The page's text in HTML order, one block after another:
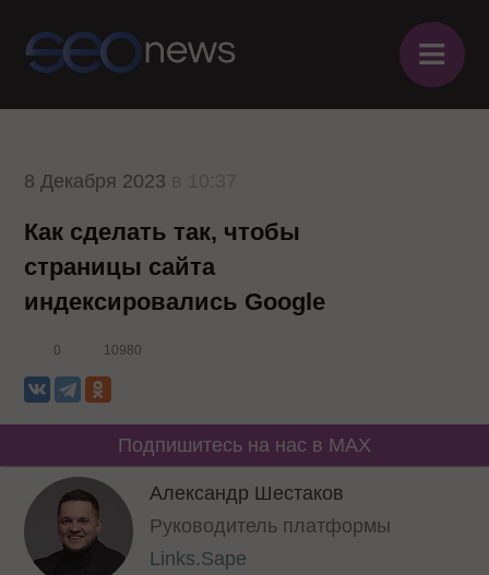
≡
8 Декабря 2023
Как сделать так, чтобы
страницы сайта
индексировались Google
0 10980
Подпишитесь на нас в MAX
Александр Шестаков
Руководитель платформы
Links.Sape